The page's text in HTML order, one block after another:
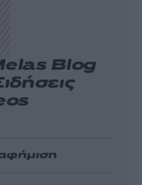
Blog